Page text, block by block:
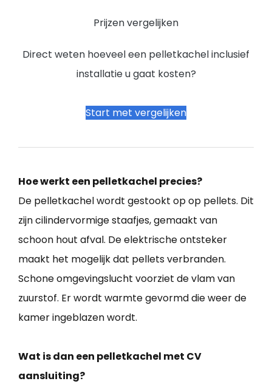
Prijzen vergelijken
Direct weten hoeveel een pelletkachel inclusief
installatie u gaat kosten?
Start met vergelijken
Hoe werkt een pelletkachel precies?
De pelletkachel wordt gestookt op op pellets. Dit
zijn cilindervormige staafjes, gemaakt van
schoon hout afval. De elektrische ontsteker
maakt het mogelijk dat pellets verbranden.
Schone omgevingslucht voorziet de vlam van
zuurstof. Er wordt warmte gevormd die weer de
kamer ingeblazen wordt.
Wat is dan een pelletkachel met CV
aansluiting?